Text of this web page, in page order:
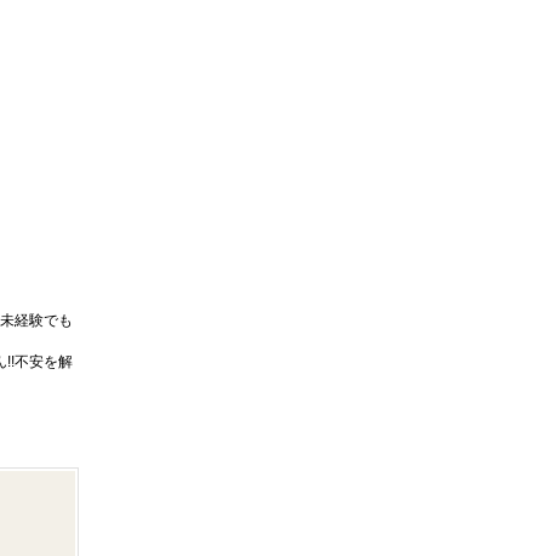
経験でも
!!不安を解